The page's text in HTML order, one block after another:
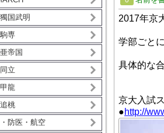
国武明
専
帝国
立
龍
桃
防医・航空
2017年京
学部ごと
具体的な
京大入試
●http://